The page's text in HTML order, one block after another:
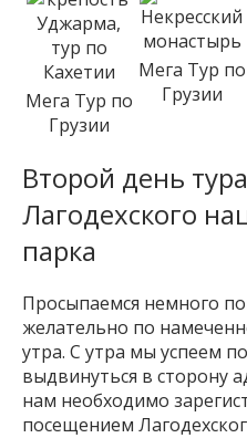
Мега Тур по
Грузии
Мега Тур по
Грузии
Второй день
Лагодехского
парка
Просыпаемся немного
желательно по
утра. С утра мы успеем
выдвинуться в сторону
нам необходимо
посещением